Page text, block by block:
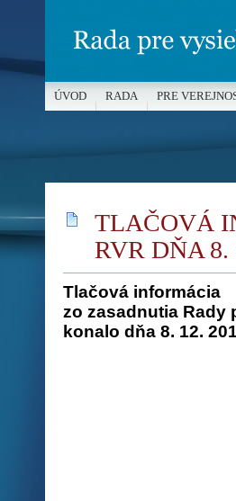
TLAČOVÁ
RVR DŇA 8.
Tlačová informácia
zo zasadnutia Rady
konalo dňa 8. 12.
ÚVOD RADA PRE